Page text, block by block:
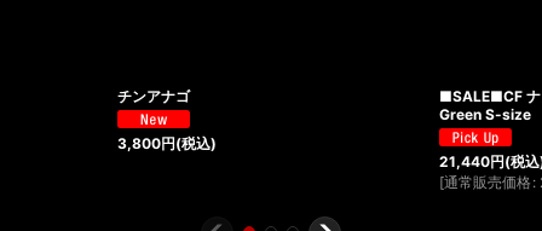
チンアナゴ
3,800円(税込)
■SALE■CF ナ
Green S-
21,440円(税
[通常販売価格 :